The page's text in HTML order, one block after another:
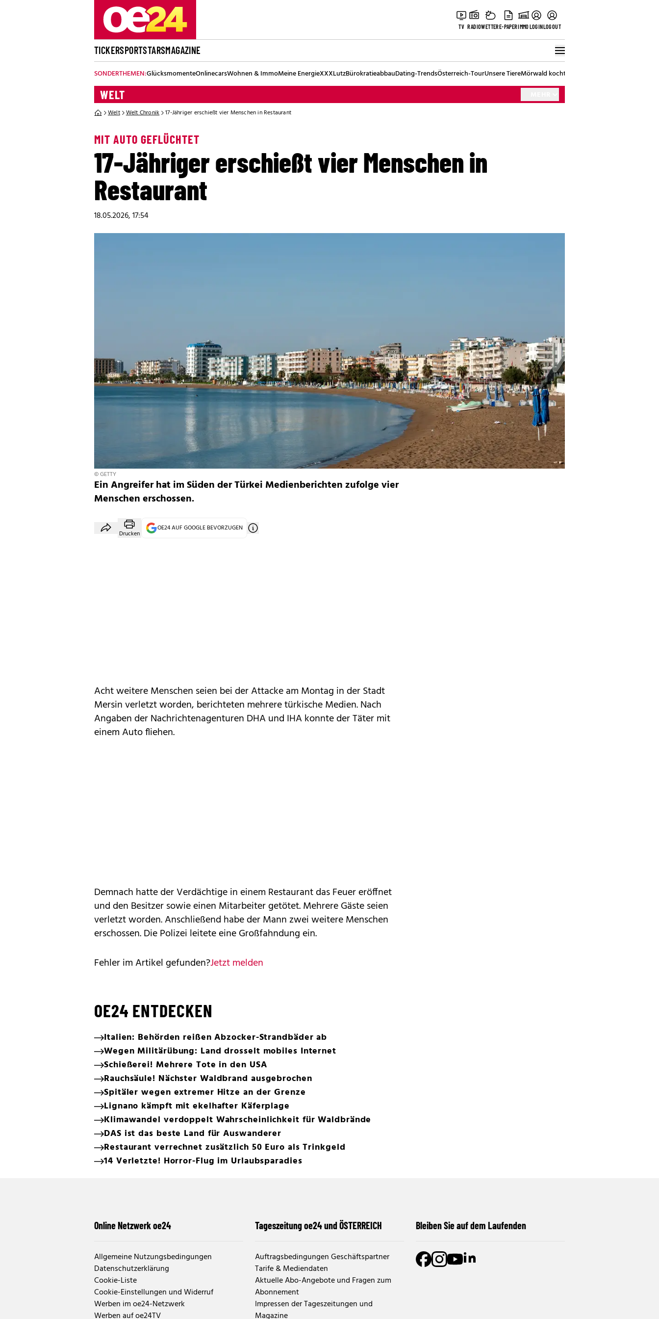
TV RADIOWETTERE-PAPERIMMOLOGINLOGOUT
TICKERSPORTSTARSMAGAZINE
SONDERTHEMEN:GlücksmomenteOnlinecarsWohnen & ImmoMeine EnergieXXXLutzBürokratieabbauDating-TrendsÖsterreich-TourUnsere TiereMörwald kocht
WELT
Welt Welt Chronik 17-Jähriger erschießt vier Menschen in Restaurant
MIT AUTO GEFLÜCHTET
17-Jähriger erschießt vier Menschen in
Restaurant
18.05.2026, 17:54
© GETTY
Ein Angreifer hat im Süden der Türkei Medienberichten zufolge vier
Menschen erschossen.
Drucken
OE24 AUF GOOGLE BEVORZUGEN
Acht weitere Menschen seien bei der Attacke am Montag in der Stadt
Mersin verletzt worden, berichteten mehrere türkische Medien. Nach
Angaben der Nachrichtenagenturen DHA und IHA konnte der Täter mit
einem Auto fliehen.
Demnach hatte der Verdächtige in einem Restaurant das Feuer eröffnet
und den Besitzer sowie einen Mitarbeiter getötet. Mehrere Gäste seien
verletzt worden. Anschließend habe der Mann zwei weitere Menschen
erschossen. Die Polizei leitete eine Großfahndung ein.
Fehler im Artikel gefunden?Jetzt melden
OE24 ENTDECKEN
Italien: Behörden reißen Abzocker-Strandbäder ab
Wegen Militärübung: Land drosselt mobiles Internet
Schießerei! Mehrere Tote in den USA
Rauchsäule! Nächster Waldbrand ausgebrochen
Spitäler wegen extremer Hitze an der Grenze
Lignano kämpft mit ekelhafter Käferplage
Klimawandel verdoppelt Wahrscheinlichkeit für Waldbrände
DAS ist das beste Land für Auswanderer
Restaurant verrechnet zusätzlich 50 Euro als Trinkgeld
14 Verletzte! Horror-Flug im Urlaubsparadies
Online Netzwerk oe24
Allgemeine Nutzungsbedingungen
Datenschutzerklärung
Cookie-Liste
Cookie-Einstellungen und Widerruf
Werben im oe24-Netzwerk
Werben auf oe24TV
Tageszeitung oe24 und ÖSTERREICH
Auftragsbedingungen Geschäftspartner
Tarife & Mediendaten
Aktuelle Abo-Angebote und Fragen zum
Abonnement
Impressen der Tageszeitungen und
Magazine
Bleiben Sie auf dem Laufenden